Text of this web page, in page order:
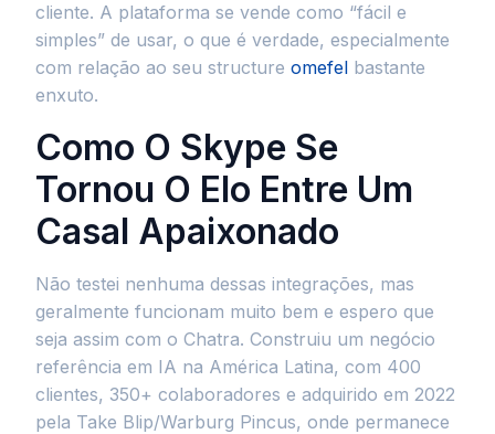
cliente. A plataforma se vende como “fácil e
simples” de usar, o que é verdade, especialmente
com relação ao seu structure omefel bastante
enxuto.
Como O Skype Se
Tornou O Elo Entre Um
Casal Apaixonado
Não testei nenhuma dessas integrações, mas
geralmente funcionam muito bem e espero que
seja assim com o Chatra. Construiu um negócio
referência em IA na América Latina, com 400
clientes, 350+ colaboradores e adquirido em 2022
pela Take Blip/Warburg Pincus, onde permanece